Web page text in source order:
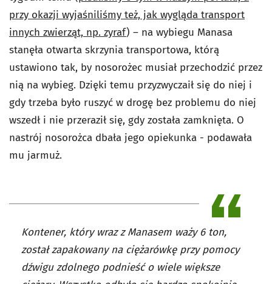
przy okazji wyjaśniliśmy też, jak wygląda transport
innych zwierząt, np. zyraf) – na wybiegu Manasa
stanęła otwarta skrzynia transportowa, którą
ustawiono tak, by nosorożec musiał przechodzić przez
nią na wybieg. Dzięki temu przyzwyczaił się do niej i
gdy trzeba było ruszyć w drogę bez problemu do niej
wszedł i nie przeraził się, gdy została zamknięta. O
nastrój nosorożca dbała jego opiekunka - podawała
mu jarmuż.
Kontener, który wraz z Manasem waży 6 ton,
został zapakowany na ciężarówkę przy pomocy
dźwigu zdolnego podnieść o wiele większe